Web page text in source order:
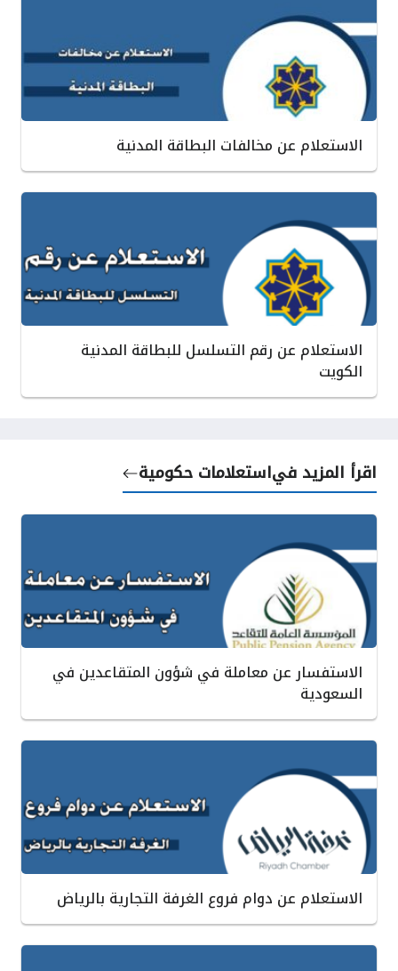
الاستعلام عن مخالفات البطاقة المدنية
الاستعلام عن رقم التسلسل للبطاقة المدنية
الكويت
اقرأ المزيد فياستعلامات حكومية
الاستفسار عن معاملة في شؤون المتقاعدين في
السعودية
الاستعلام عن دوام فروع الغرفة التجارية بالرياض